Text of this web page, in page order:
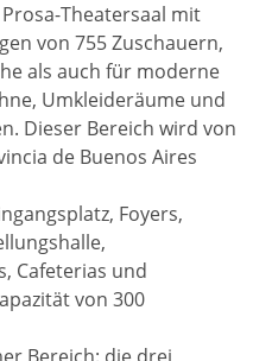
Theatersaal mit
von 755 Zuschauern,
als auch für moderne
Umkleideräume und
Dieser Bereich wird von
de Buenos Aires
Foyers,
Cafeterias und
von 300